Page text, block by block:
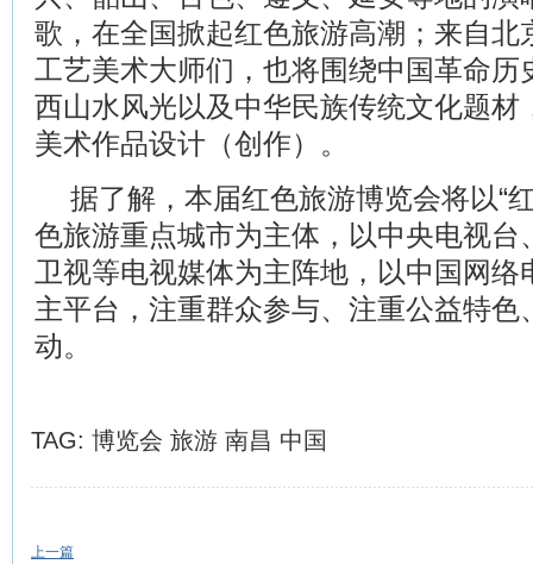
歌，在全国掀起红色旅游高潮；来自北
工艺美术大师们，也将围绕中国革命历
西山水风光以及中华民族传统文化题材
美术作品设计（创作）。
据了解，本届红色旅游博览会将以“
色旅游重点城市为主体，以中央电视台
卫视等电视媒体为主阵地，以中国网络
主平台，注重群众参与、注重公益特色
动。
TAG: 博览会 旅游 南昌 中国
上一篇